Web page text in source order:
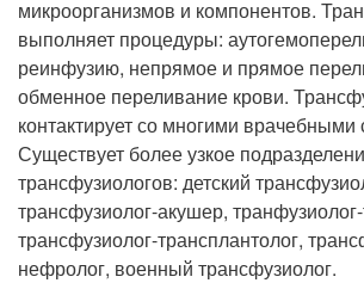
микроорганизмов и компонентов.
выполняет процедуры:
реинфузию, непрямое и прямое
обменное переливание крови.
контактирует со многими
Существует более узкое
трансфузиологов: детский
трансфузиолог-акушер, транфузиолог-
трансфузиолог-трансплантолог,
нефролог, военный трансфузиолог.